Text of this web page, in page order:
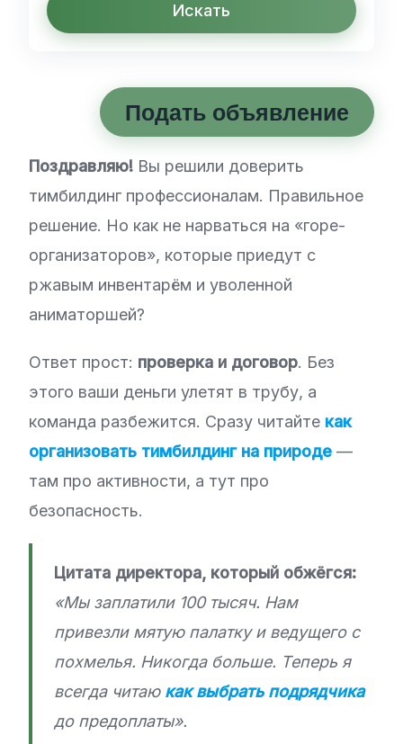
Искать
Подать объявление
Поздравляю! Вы решили доверить
тимбилдинг профессионалам. Правильное
решение. Но как не нарваться на «горе-
организаторов», которые приедут с
ржавым инвентарём и уволенной
аниматоршей?
Ответ прост: проверка и договор. Без
этого ваши деньги улетят в трубу, а
команда разбежится. Сразу читайте как
организовать тимбилдинг на природе —
там про активности, а тут про
безопасность.
Цитата директора, который обжёгся:
«Мы заплатили 100 тысяч. Нам
привезли мятую палатку и ведущего с
похмелья. Никогда больше. Теперь я
всегда читаю как выбрать подрядчика
до предоплаты».